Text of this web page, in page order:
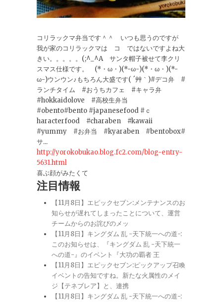
コリラックマ弁当です＾＾ いつも思うのですが
我が家のコリラックマは コ ではないですよね大
きい。。。。。(;^_^A サンタ帽子被せて李クリ
スマス仕様です。 (*・ω・)(*-ω-)(*・ω・)(*-
ω-)ウンウン♪もちろん大盛です( ´艸｀)#デコ弁 #
ランチタイム #おうちカフェ #キャラ弁
#hokkaidolove #高校生弁当
#obento#bento #japanesefood #ｃ
haracterfood #charaben #kawaii
#yummy #お弁当 #kyaraben #bentobox#
サ...
http://yorokobukao.blog.fc2.com/blog-entry-
5631.html
喜ぶ顔がみたくて
注目情報
【11月8日】エピックセブン:メンテナンスのお
知らせが遅れてしまったことについて、運営
チームからのお詫びのメッ
【11月8日】キングダム 乱 -天下統一への道-:
このお知らせは、『キングダム 乱 -天下統一
への道-』のイベント『大功の覇者 王
【11月8日】エピックセブン:ピックアップ召喚
イベントの告知ですね。新たな火属性のメイ
ジ【テネブレア】と、連携
【11月8日】キングダム 乱 -天下統一への道-: